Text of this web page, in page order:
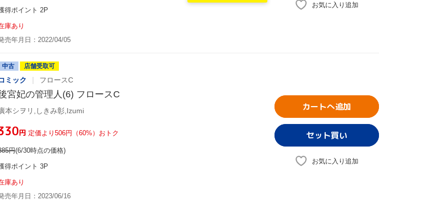
得ポイント 2P
庫あり
売年月日：2022/04/05
お気に入り追加
中古 店舗受取可
ミック フロースC
宮妃の管理人(6) フロースC
本シヲリ,しきみ彰,Izumi
円 定価より506円（60%）おトク
円(6/30時点の価格)
得ポイント 3P
庫あり
売年月日：2023/06/16
カートへ追加
お気に入り追加